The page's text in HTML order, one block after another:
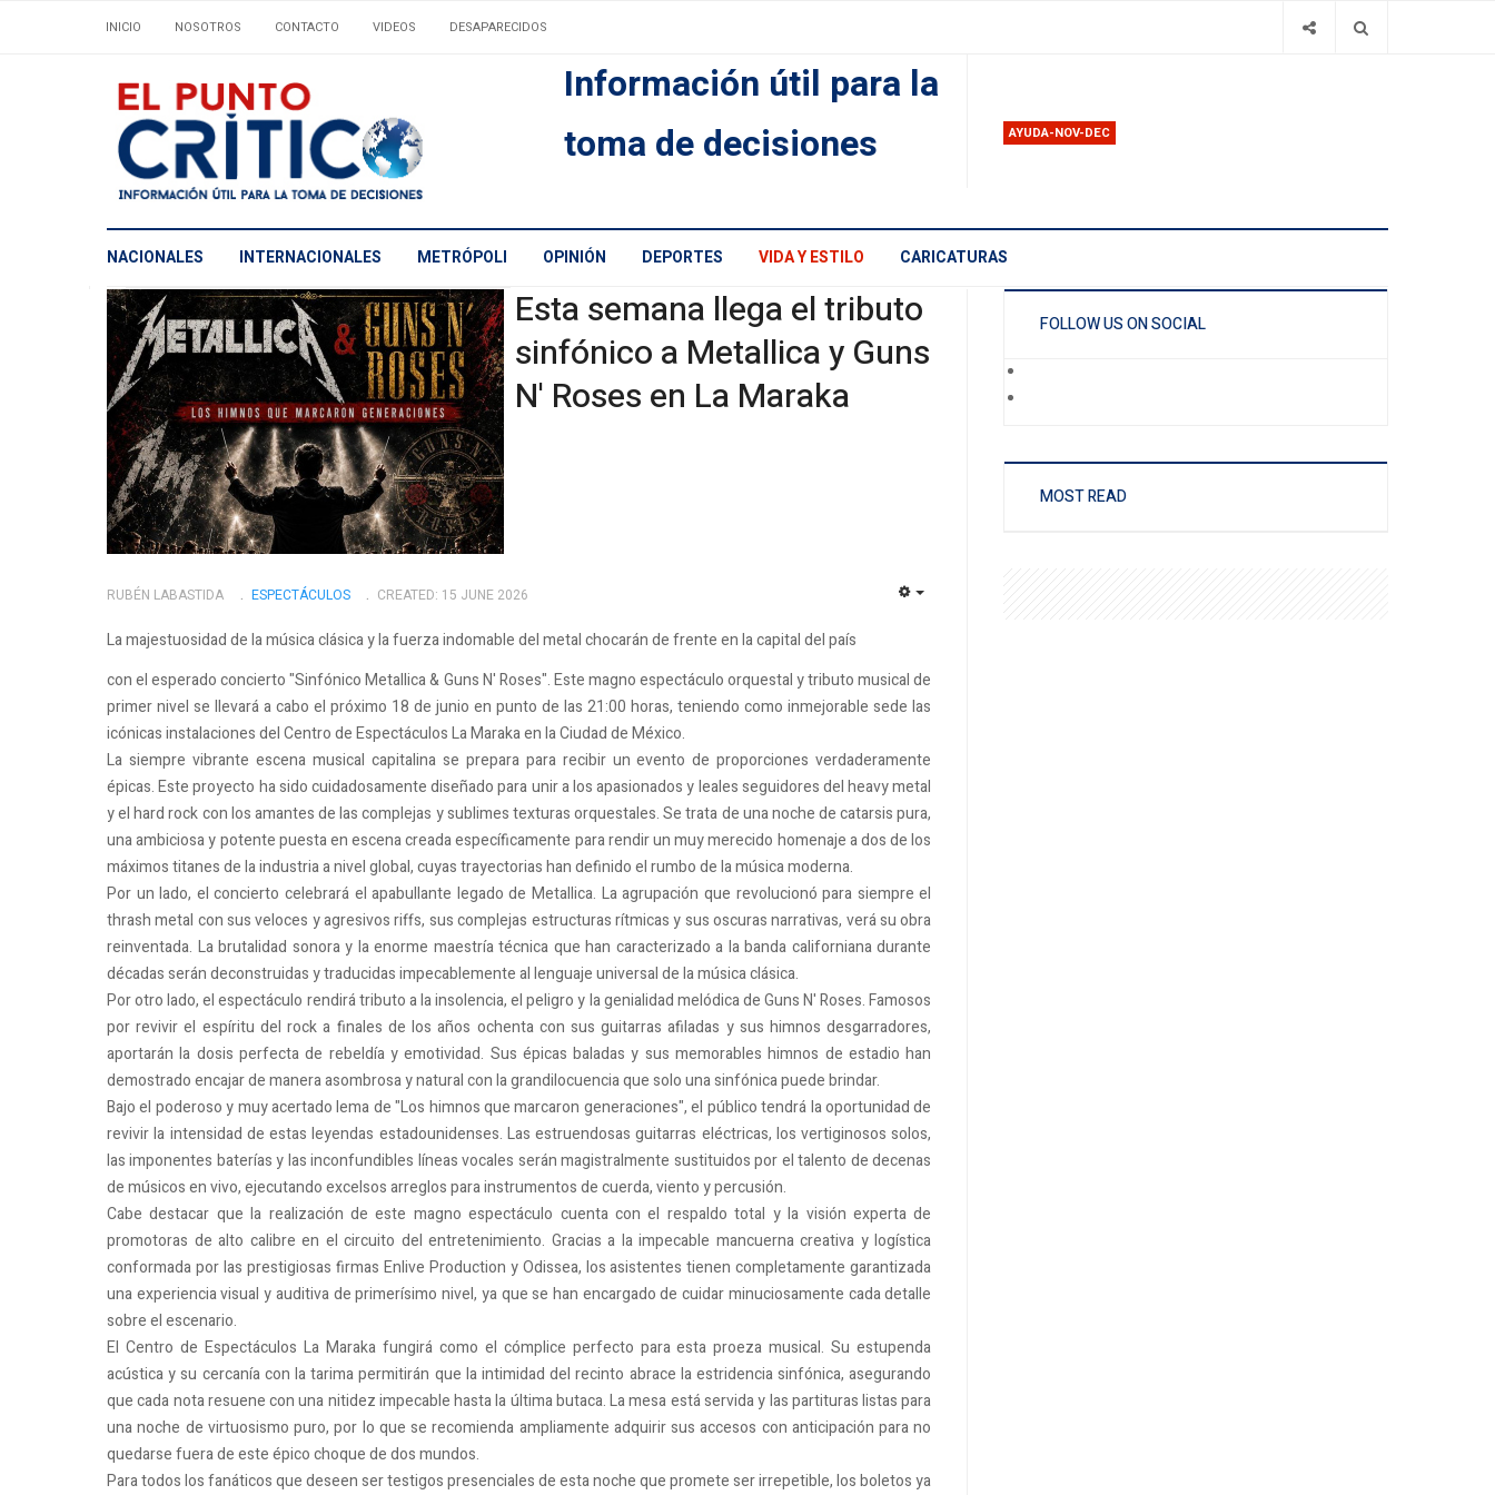
INICIO NOSOTROS CONTACTO VIDEOS DESAPARECIDOS
Información útil para la
toma de decisiones
AYUDA-NOV-DEC
NACIONALES INTERNACIONALES METRÓPOLI OPINIÓN DEPORTES VIDA Y ESTILO CARICATURAS
Esta semana llega el tributo
sinfónico a Metallica y Guns
N' Roses en La Maraka
RUBÉN LABASTIDA ESPECTÁCULOS CREATED: 15 JUNE 2026
La majestuosidad de la música clásica y la fuerza indomable del metal chocarán de frente en la capital del país
con el esperado concierto "Sinfónico Metallica & Guns N' Roses". Este magno espectáculo orquestal y tributo musical de
primer nivel se llevará a cabo el próximo 18 de junio en punto de las 21:00 horas, teniendo como inmejorable sede las
icónicas instalaciones del Centro de Espectáculos La Maraka en la Ciudad de México.
La siempre vibrante escena musical capitalina se prepara para recibir un evento de proporciones verdaderamente
épicas. Este proyecto ha sido cuidadosamente diseñado para unir a los apasionados y leales seguidores del heavy metal
y el hard rock con los amantes de las complejas y sublimes texturas orquestales. Se trata de una noche de catarsis pura,
una ambiciosa y potente puesta en escena creada específicamente para rendir un muy merecido homenaje a dos de los
máximos titanes de la industria a nivel global, cuyas trayectorias han definido el rumbo de la música moderna.
Por un lado, el concierto celebrará el apabullante legado de Metallica. La agrupación que revolucionó para siempre el
thrash metal con sus veloces y agresivos riffs, sus complejas estructuras rítmicas y sus oscuras narrativas, verá su obra
reinventada. La brutalidad sonora y la enorme maestría técnica que han caracterizado a la banda californiana durante
décadas serán deconstruidas y traducidas impecablemente al lenguaje universal de la música clásica.
Por otro lado, el espectáculo rendirá tributo a la insolencia, el peligro y la genialidad melódica de Guns N' Roses. Famosos
por revivir el espíritu del rock a finales de los años ochenta con sus guitarras afiladas y sus himnos desgarradores,
aportarán la dosis perfecta de rebeldía y emotividad. Sus épicas baladas y sus memorables himnos de estadio han
demostrado encajar de manera asombrosa y natural con la grandilocuencia que solo una sinfónica puede brindar.
Bajo el poderoso y muy acertado lema de "Los himnos que marcaron generaciones", el público tendrá la oportunidad de
revivir la intensidad de estas leyendas estadounidenses. Las estruendosas guitarras eléctricas, los vertiginosos solos,
las imponentes baterías y las inconfundibles líneas vocales serán magistralmente sustituidos por el talento de decenas
de músicos en vivo, ejecutando excelsos arreglos para instrumentos de cuerda, viento y percusión.
Cabe destacar que la realización de este magno espectáculo cuenta con el respaldo total y la visión experta de
promotoras de alto calibre en el circuito del entretenimiento. Gracias a la impecable mancuerna creativa y logística
conformada por las prestigiosas firmas Enlive Production y Odissea, los asistentes tienen completamente garantizada
una experiencia visual y auditiva de primerísimo nivel, ya que se han encargado de cuidar minuciosamente cada detalle
sobre el escenario.
El Centro de Espectáculos La Maraka fungirá como el cómplice perfecto para esta proeza musical. Su estupenda
acústica y su cercanía con la tarima permitirán que la intimidad del recinto abrace la estridencia sinfónica, asegurando
que cada nota resuene con una nitidez impecable hasta la última butaca. La mesa está servida y las partituras listas para
una noche de virtuosismo puro, por lo que se recomienda ampliamente adquirir sus accesos con anticipación para no
quedarse fuera de este épico choque de dos mundos.
Para todos los fanáticos que deseen ser testigos presenciales de esta noche que promete ser irrepetible, los boletos ya
FOLLOW US ON SOCIAL
MOST READ